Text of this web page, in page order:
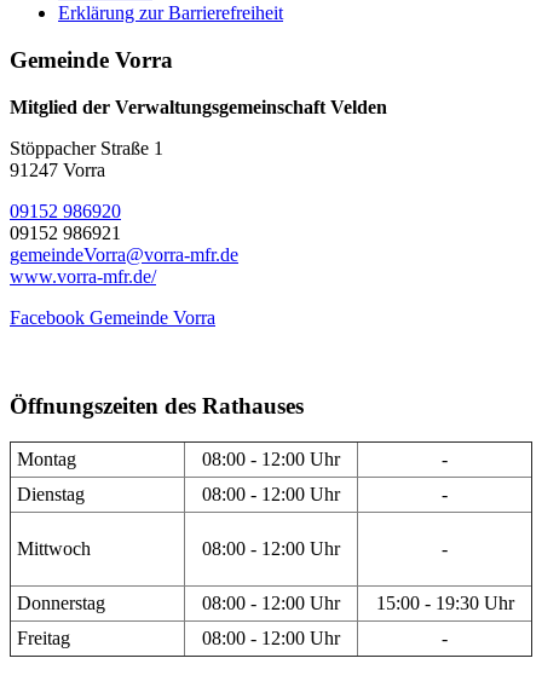
Erklärung zur Barrierefreiheit
Gemeinde Vorra
Mitglied der Verwaltungsgemeinschaft Velden
Stöppacher Straße 1
91247 Vorra
09152 986920
09152 986921
gemeindeVorra@vorra-mfr.de
www.vorra-mfr.de/
Facebook Gemeinde Vorra
Öffnungszeiten des Rathauses
Montag 08:00 - 12:00 Uhr
-
Dienstag
08:00 - 12:00 Uhr -
Mittwoch 08:00 - 12:00 Uhr -
Donnerstag 08:00 - 12:00 Uhr
15:00 - 19:30 Uhr
Freitag
08:00 - 12:00 Uhr -